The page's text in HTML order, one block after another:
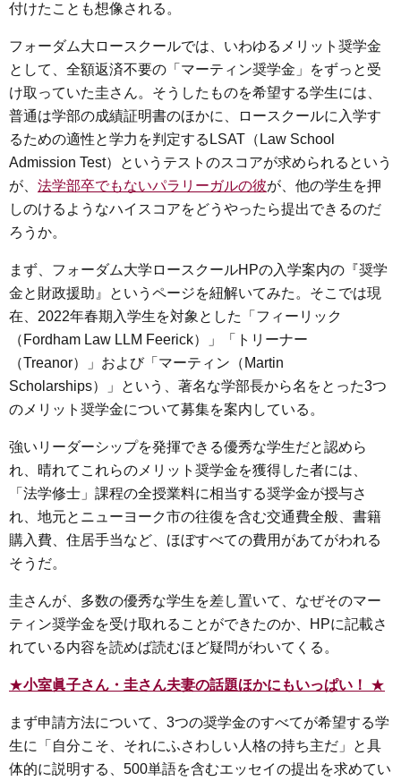
付けたことも想像される。
フォーダム大ロースクールでは、いわゆるメリット奨学金
として、全額返済不要の「マーティン奨学金」をずっと受
け取っていた圭さん。そうしたものを希望する学生には、
普通は学部の成績証明書のほかに、ロースクールに入学す
るための適性と学力を判定するLSAT（Law School
Admission Test）というテストのスコアが求められるという
が、 法学部卒でもないパラリーガルの彼が、他の学生を押
しのけるようなハイスコアをどうやったら提出できるのだ
ろうか。
まず、フォーダム大学ロースクールHPの入学案内の『奨学
金と財政援助』というページを紐解いてみた。そこでは現
在、2022年春期入学生を対象とした「フィーリック
（Fordham Law LLM Feerick）」「トリーナー
（Treanor）」および「マーティン（Martin
Scholarships）」という、著名な学部長から名をとった3つ
のメリット奨学金について募集を案内している。
強いリーダーシップを発揮できる優秀な学生だと認めら
れ、晴れてこれらのメリット奨学金を獲得した者には、
「法学修士」課程の全授業料に相当する奨学金が授与さ
れ、地元とニューヨーク市の往復を含む交通費全般、書籍
購入費、住居手当など、ほぼすべての費用があてがわれる
そうだ。
圭さんが、多数の優秀な学生を差し置いて、なぜそのマー
ティン奨学金を受け取れることができたのか、HPに記載さ
れている内容を読めば読むほど疑問がわいてくる。
★小室眞子さん・圭さん夫妻の話題ほかにもいっぱい！ ★
まず申請方法について、3つの奨学金のすべてが希望する学
生に「自分こそ、それにふさわしい人格の持ち主だ」と具
体的に説明する、500単語を含むエッセイの提出を求めてい